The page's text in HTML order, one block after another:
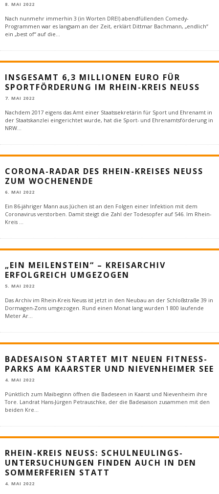
8. MAI 2022
Nach nunmehr immerhin 3 (in Worten DREI) abendfüllenden Comedy-
Programmen war es langsam an der Zeit, erklärt Dittmar Bachmann, „endlich“
ein „best of“ auf die
INSGESAMT 6,3 MILLIONEN EURO FÜR
SPORTFÖRDERUNG IM RHEIN-KREIS NEUSS
7. MAI 2022
Nachdem 2017 eigens das Amt einer Staatssekretärin für Sport und Ehrenamt in
der Staatskanzlei eingerichtet wurde, hat die Sport- und Ehrenamtsförderung in
NRW...
CORONA-RADAR DES RHEIN-KREISES NEUSS
ZUM WOCHENENDE
6. MAI 2022
Ein 86-jähriger Mann aus Jüchen ist an den Folgen einer Infektion mit dem
Coronavirus verstorben. Damit steigt die Zahl der Todesopfer auf 546. Im Rhein-
Kreis ...
„EIN MEILENSTEIN“ – KREISARCHIV
ERFOLGREICH UMGEZOGEN
5. MAI 2022
Das Archiv im Rhein-Kreis Neuss ist jetzt in den Neubau an der Schloßstraße 39 in
Dormagen-Zons umgezogen. Rund einen Monat lang wurden 1 800 laufende
Meter Ar...
BADESAISON STARTET MIT NEUEN FITNESS-
PARKS AM KAARSTER UND NIEVENHEIMER SEE
4. MAI 2022
Pünktlich zum Maibeginn öffnen die Badeseen in Kaarst und Nievenheim ihre
Tore. Landrat Hans-Jürgen Petrauschke, der die Badesaison zusammen mit den
beiden Kre...
RHEIN-KREIS NEUSS: SCHULNEULINGS-
UNTERSUCHUNGEN FINDEN AUCH IN DEN
SOMMERFERIEN STATT
4. MAI 2022